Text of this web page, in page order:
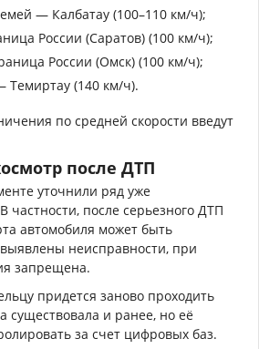
— Калбатау (100–110 км/ч);
России (Саратов) (100 км/ч);
России (Омск) (100 км/ч);
(140 км/ч).
по средней скорости введут
после ДТП
уточнили ряд уже
после серьезного ДТП
автомобиля может быть
неисправности, при
запрещена.
придется заново проходить
существовала и ранее, но её
за счет цифровых баз.